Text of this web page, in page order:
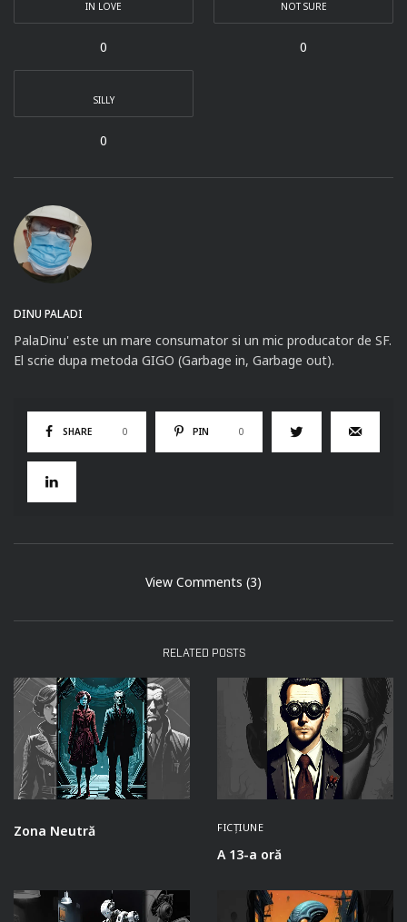
IN LOVE
0
NOT SURE
0
SILLY
0
DINU PALADI
PalaDinu' este un mare consumator si un mic producator de SF.
El scrie dupa metoda GIGO (Garbage in, Garbage out).
SHARE 0 PIN 0
View Comments (3)
RELATED POSTS
Zona Neutră FICȚIUNE
A 13-a oră